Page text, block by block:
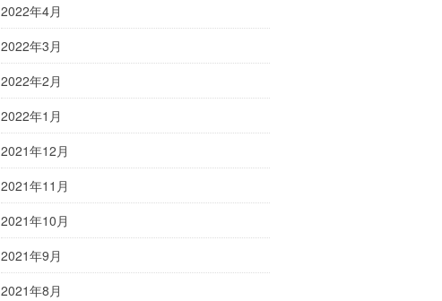
2022年4月
2022年3月
2022年2月
2022年1月
2021年12月
2021年11月
2021年10月
2021年9月
2021年8月